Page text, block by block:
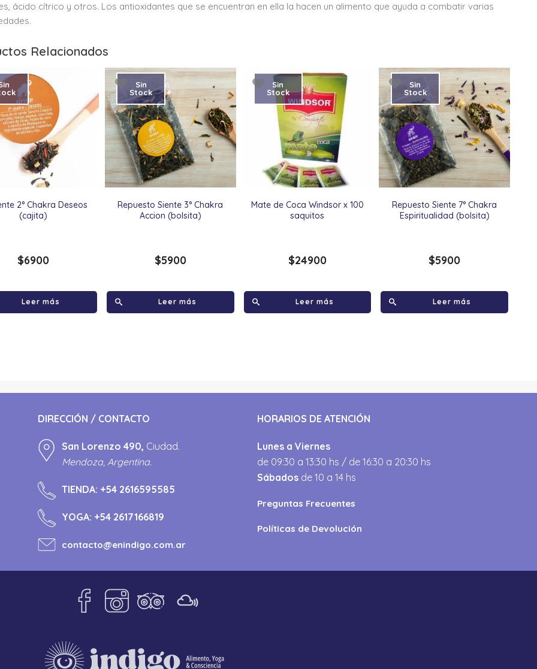
ácido cítrico y otros. Los antioxidantes que se encuentran en ella la hacen un alimento que ayuda a combatir varias
Relacionados
2° Chakra Deseos
(cajita)
$6900
Leer más
Repuesto Siente 3° Chakra
Accion (bolsita)
Sin
Stock
$5900
Leer más
Mate de Coca Windsor x 100
saquitos
Sin
Stock
$24900
Leer más
Repuesto Siente 7° Chakra
Espiritualidad (bolsita)
Sin
Stock
$5900
Leer más
DIRECCIÓN / CONTACTO
San Lorenzo 490, Ciudad.
Mendoza, Argentina.
TIENDA: +54 2616595585
YOGA: +54 2617166819
contacto@enindigo.com.ar
HORARIOS DE ATENCIÓN
Lunes a Viernes
de 09:30 a 13:30 hs / de 16:30 a 20:30 hs
Sábados de 10 a 14 hs
Preguntas Frecuentes
Políticas de Devolución